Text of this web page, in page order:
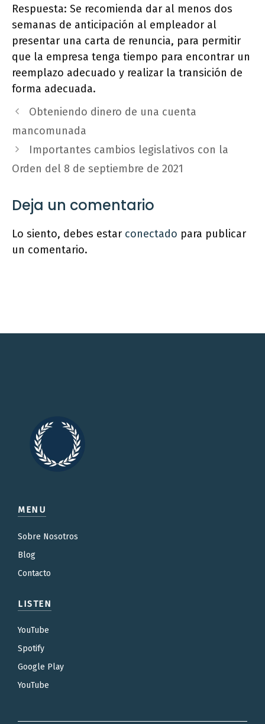
Respuesta: Se recomienda dar al menos dos
semanas de anticipación al empleador al
presentar una carta de renuncia, para permitir
que la empresa tenga tiempo para encontrar un
reemplazo adecuado y realizar la transición de
forma adecuada.
Obteniendo dinero de una cuenta
mancomunada
Importantes cambios legislativos con la
Orden del 8 de septiembre de 2021
Deja un comentario
Lo siento, debes estar conectado para publicar
un comentario.
MENU
Sobre Nosotros
Blog
Contacto
LISTEN
YouTube
Spotify
Google Play
YouTube